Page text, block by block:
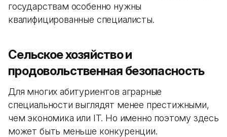
государствам особенно нужны
квалифицированные специалисты.
Сельское хозяйство и
продовольственная безопасность
Для многих абитуриентов аграрные
специальности выглядят менее престижными,
чем экономика или IT. Но именно поэтому здесь
может быть меньше конкуренции.